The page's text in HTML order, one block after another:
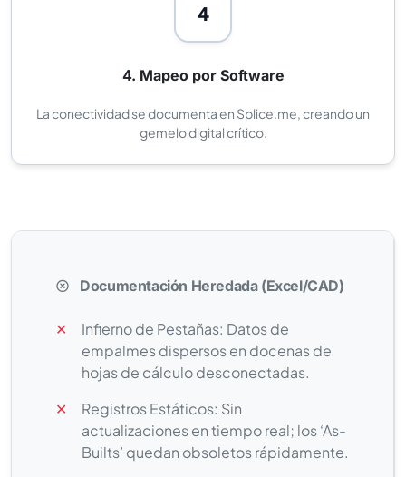
4
4. Mapeo por Software
La conectividad se documenta en Splice.me, creando un
gemelo digital crítico.
Documentación Heredada (Excel/CAD)
✕
Infierno de Pestañas: Datos de
empalmes dispersos en docenas de
hojas de cálculo desconectadas.
✕
Registros Estáticos: Sin
actualizaciones en tiempo real; los ‘As-
Builts’ quedan obsoletos rápidamente.